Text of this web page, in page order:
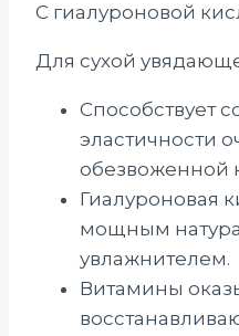
С гиалуроновой
Для сухой
Способствует
эластичности
обезвоженной
Гиалуроновая
мощным
увлажнителем.
Витамины